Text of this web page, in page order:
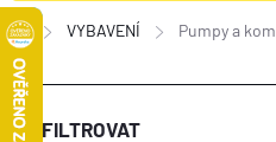
Domů
VYBAVENÍ Pumpy a
P